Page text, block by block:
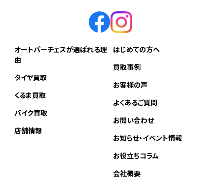
オートパーチェスが選ばれる理
由
タイヤ買取
くるま買取
バイク買取
店舗情報
はじめての方へ
買取事例
お客様の声
よくあるご質問
お問い合わせ
お知らせ・イベント情報
お役立ちコラム
会社概要